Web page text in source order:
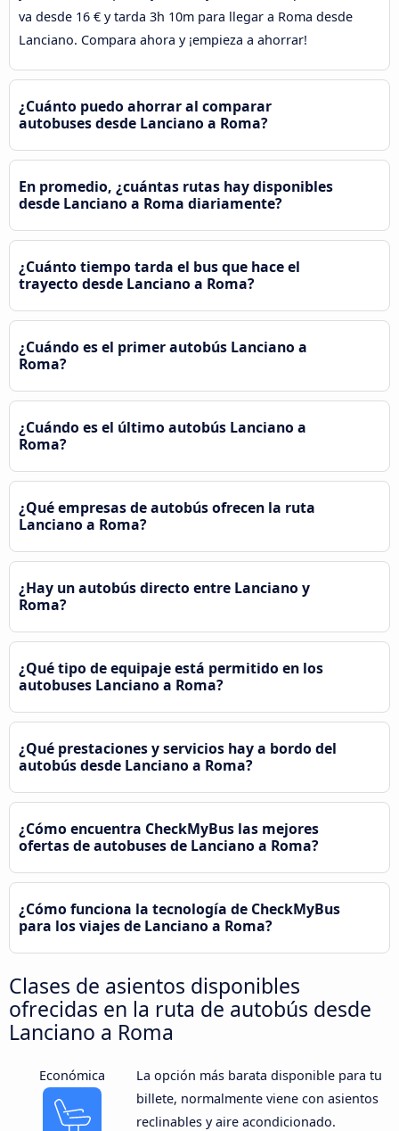
va desde 16 € y tarda 3h 10m para llegar a Roma desde
Lanciano. Compara ahora y ¡empieza a ahorrar!
¿Cuánto puedo ahorrar al comparar
autobuses desde Lanciano a Roma?
En promedio, ¿cuántas rutas hay disponibles
desde Lanciano a Roma diariamente?
¿Cuánto tiempo tarda el bus que hace el
trayecto desde Lanciano a Roma?
¿Cuándo es el primer autobús Lanciano a
Roma?
¿Cuándo es el último autobús Lanciano a
Roma?
¿Qué empresas de autobús ofrecen la ruta
Lanciano a Roma?
¿Hay un autobús directo entre Lanciano y
Roma?
¿Qué tipo de equipaje está permitido en los
autobuses Lanciano a Roma?
¿Qué prestaciones y servicios hay a bordo del
autobús desde Lanciano a Roma?
¿Cómo encuentra CheckMyBus las mejores
ofertas de autobuses de Lanciano a Roma?
¿Cómo funciona la tecnología de CheckMyBus
para los viajes de Lanciano a Roma?
Clases de asientos disponibles
ofrecidas en la ruta de autobús desde
Lanciano a Roma
Económica
La opción más barata disponible para tu
billete, normalmente viene con asientos
reclinables y aire acondicionado.